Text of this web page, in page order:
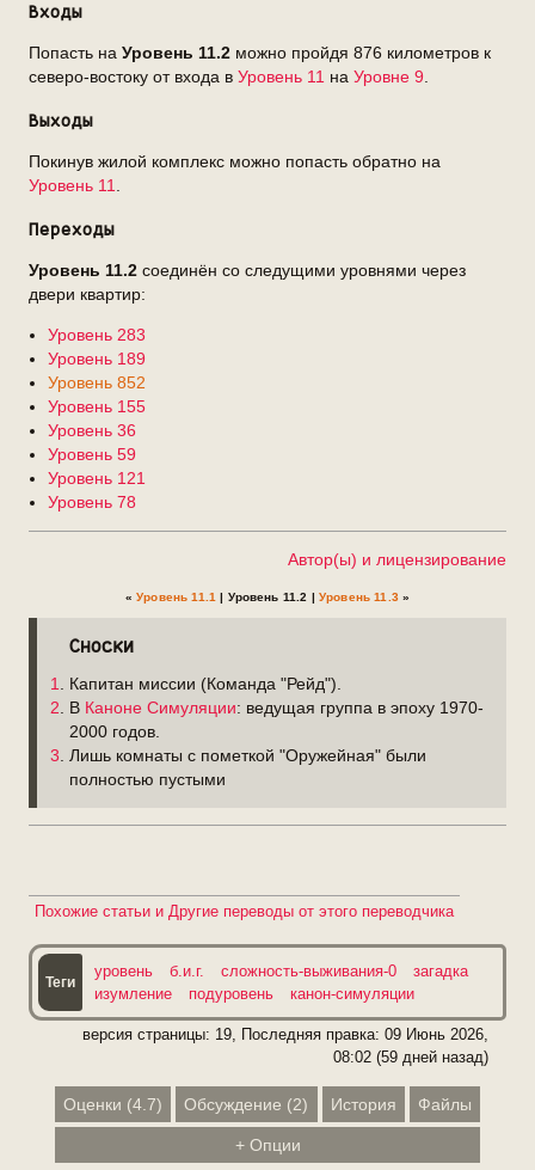
Входы
Попасть на Уровень 11.2 можно пройдя 876 километров к
северо-востоку от входа в Уровень 11 на Уровне 9.
Выходы
Покинув жилой комплекс можно попасть обратно на
Уровень 11.
Переходы
Уровень 11.2 соединён со следущими уровнями через
двери квартир:
Уровень 283
Уровень 189
Уровень 852
Уровень 155
Уровень 36
Уровень 59
Уровень 121
Уровень 78
Автор(ы) и лицензирование
«Уровень 11.1 | Уровень 11.2 | Уровень 11.3»
Сноски
1
. Капитан миссии (Команда "Рейд").
2 . В Каноне Симуляции: ведущая группа в эпоху 1970-
2000 годов.
3 . Лишь комнаты с пометкой "Оружейная" были
полностью пустыми
уровень б.и.г. сложность-выживания-0
загадка
изумление
подуровень канон-симуляции
версия страницы: 19, Последняя правка: 09 Июнь 2026,
08:02 (59 дней назад)
Оценки (4.7) Обсуждение (2) История Файлы
+ Опции